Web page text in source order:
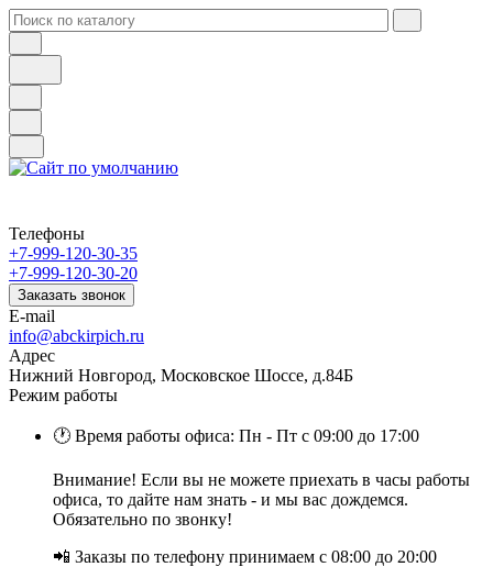
Телефоны
+7-999-120-30-35
+7-999-120-30-20
Заказать звонок
E-mail
info@abckirpich.ru
Адрес
Нижний Новгород, Московское Шоссе, д.84Б
Режим работы
🕐 Время работы офиса: Пн - Пт с 09:00 до 17:00
Внимание! Если вы не можете приехать в часы работы
офиса, то дайте нам знать - и мы вас дождемся.
Обязательно по звонку!
📲 Заказы по телефону принимаем с 08:00 до 20:00